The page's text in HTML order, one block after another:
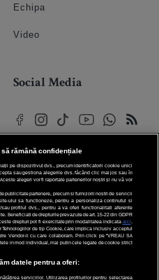
Echipa
Video
Social Media
© 2026 Internet Corp SRL
Toate drepturile rezervate
să rămână confidențiale
pe dispozitivul dvs., precum identificatorii cookie unici
sau gestiona alegerile dvs. făcând clic mai jos sau în
alegeri vor fi raportate partenerilor noștri și nu vă vor
publicitate partenere, precum si furnizorii nostri de servicii
ului sa functioneze, pentru a personaliza continutul si
profilul dvs., pentru a va oferi functionalitati aferente
Beneficiati de drepturile prevazute de art. 15-22 din GDPR
drepturi pot fi exercitate prin modalitatea indicata aici
Tehnologiilor de tip Cookie, care implica inclusiv acceptul
Vendor-ii cu care colaboram. Prin click pe “VREAU SA
in mod individual, mai putin cele legate de cookie strict
datele pentru a oferi:
serviciilor. Utilizarea profilurilor pentru selectarea